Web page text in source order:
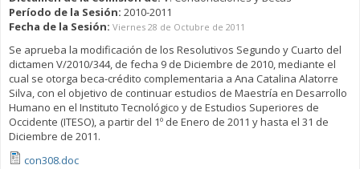
Período de la Sesión: 2010-2011
Fecha de la Sesión: Viernes 28 de Octubre de 2011
Se aprueba la modificación de los Resolutivos Segundo y Cuarto del
dictamen V/2010/344, de fecha 9 de Diciembre de 2010, mediante el
cual se otorga beca-crédito complementaria a Ana Catalina Alatorre
Silva, con el objetivo de continuar estudios de Maestría en Desarrollo
Humano en el Instituto Tecnológico y de Estudios Superiores de
Occidente (ITESO), a partir del 1º de Enero de 2011 y hasta el 31 de
Diciembre de 2011.
con308.doc